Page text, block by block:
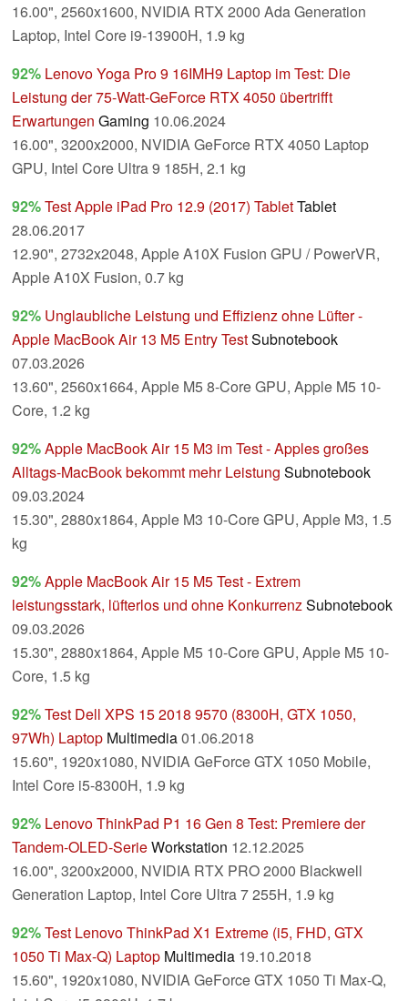
16.00", 2560x1600, NVIDIA RTX 2000 Ada Generation
Laptop, Intel Core i9-13900H, 1.9 kg
92% Lenovo Yoga Pro 9 16IMH9 Laptop im Test: Die
Leistung der 75-Watt-GeForce RTX 4050 übertrifft
Erwartungen Gaming 10.06.2024
16.00", 3200x2000, NVIDIA GeForce RTX 4050 Laptop
GPU, Intel Core Ultra 9 185H, 2.1 kg
92%Test Apple iPad Pro 12.9 (2017) TabletTablet
28.06.2017
12.90", 2732x2048, Apple A10X Fusion GPU / PowerVR,
Apple A10X Fusion, 0.7 kg
92% Unglaubliche Leistung und Effizienz ohne Lüfter -
Apple MacBook Air 13 M5 Entry TestSubnotebook
07.03.2026
13.60", 2560x1664, Apple M5 8-Core GPU, Apple M5 10-
Core, 1.2 kg
92%Apple MacBook Air 15 M3 im Test - Apples großes
Alltags-MacBook bekommt mehr Leistung Subnotebook
09.03.2024
15.30", 2880x1864, Apple M3 10-Core GPU, Apple M3, 1.5
kg
92%Apple MacBook Air 15 M5 Test - Extrem
leistungsstark, lüfterlos und ohne KonkurrenzSubnotebook
09.03.2026
15.30", 2880x1864, Apple M5 10-Core GPU, Apple M5 10-
Core, 1.5 kg
92%Test Dell XPS 15 2018 9570 (8300H, GTX 1050,
97Wh) Laptop Multimedia01.06.2018
15.60", 1920x1080, NVIDIA GeForce GTX 1050 Mobile,
Intel Core i5-8300H, 1.9 kg
92% Lenovo ThinkPad P1 16 Gen 8 Test: Premiere der
Tandem-OLED-SerieWorkstation 12.12.2025
16.00", 3200x2000, NVIDIA RTX PRO 2000 Blackwell
Generation Laptop, Intel Core Ultra 7 255H, 1.9 kg
92%Test Lenovo ThinkPad X1 Extreme (i5, FHD, GTX
1050 Ti Max-Q) Laptop Multimedia 19.10.2018
15.60", 1920x1080, NVIDIA GeForce GTX 1050 Ti Max-Q,